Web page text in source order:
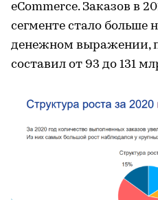
eCommerce. Заказов в
сегменте стало больше
денежном выражении,
составил от 93 до 131